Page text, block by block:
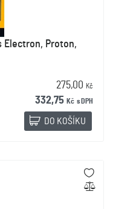
Electron, Proton,
275,00 Kč
332,75 Kč s DPH
DO KOŠÍKU